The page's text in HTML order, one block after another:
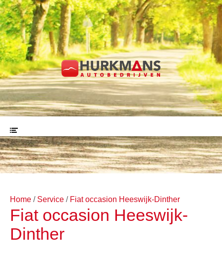
Home Service Fiat occasion Heeswijk-Dinther
Fiat occasion Heeswijk-
Dinther